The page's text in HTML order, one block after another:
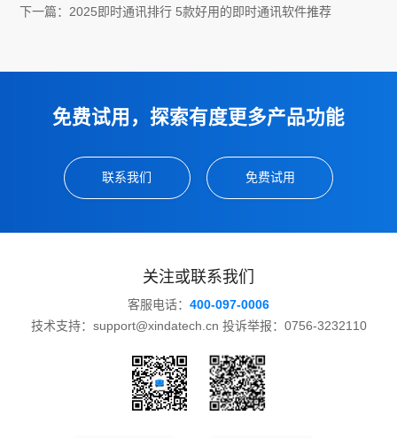
下一篇：2025即时通讯排行 5款好用的即时通讯软件推荐
免费试用，探索有度更多产品功能
联系我们 免费试用
关注或联系我们
客服电话： 400-097-0006
技术支持：support@xindatech.cn 投诉举报：0756-3232110